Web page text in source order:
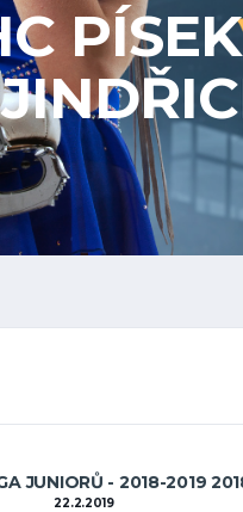
JUNIORŮ - 2018-2019
22.2.2019